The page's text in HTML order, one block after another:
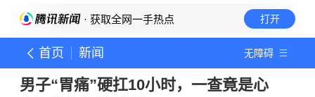
· 获取全网一手热点 打开
首页 新闻 无障碍
男子“胃痛”硬扛10小时，一查竟是心